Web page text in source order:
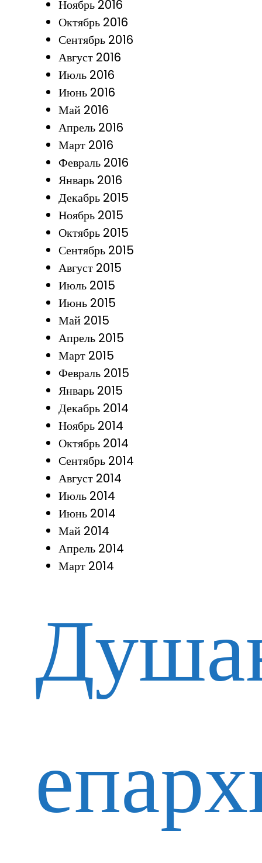
Ноябрь 2016
Октябрь 2016
Сентябрь 2016
Август 2016
Июль 2016
Июнь 2016
Май 2016
Апрель 2016
Март 2016
Февраль 2016
Январь 2016
Декабрь 2015
Ноябрь 2015
Октябрь 2015
Сентябрь 2015
Август 2015
Июль 2015
Июнь 2015
Май 2015
Апрель 2015
Март 2015
Февраль 2015
Январь 2015
Декабрь 2014
Ноябрь 2014
Октябрь 2014
Сентябрь 2014
Август 2014
Июль 2014
Июнь 2014
Май 2014
Апрель 2014
Март 2014